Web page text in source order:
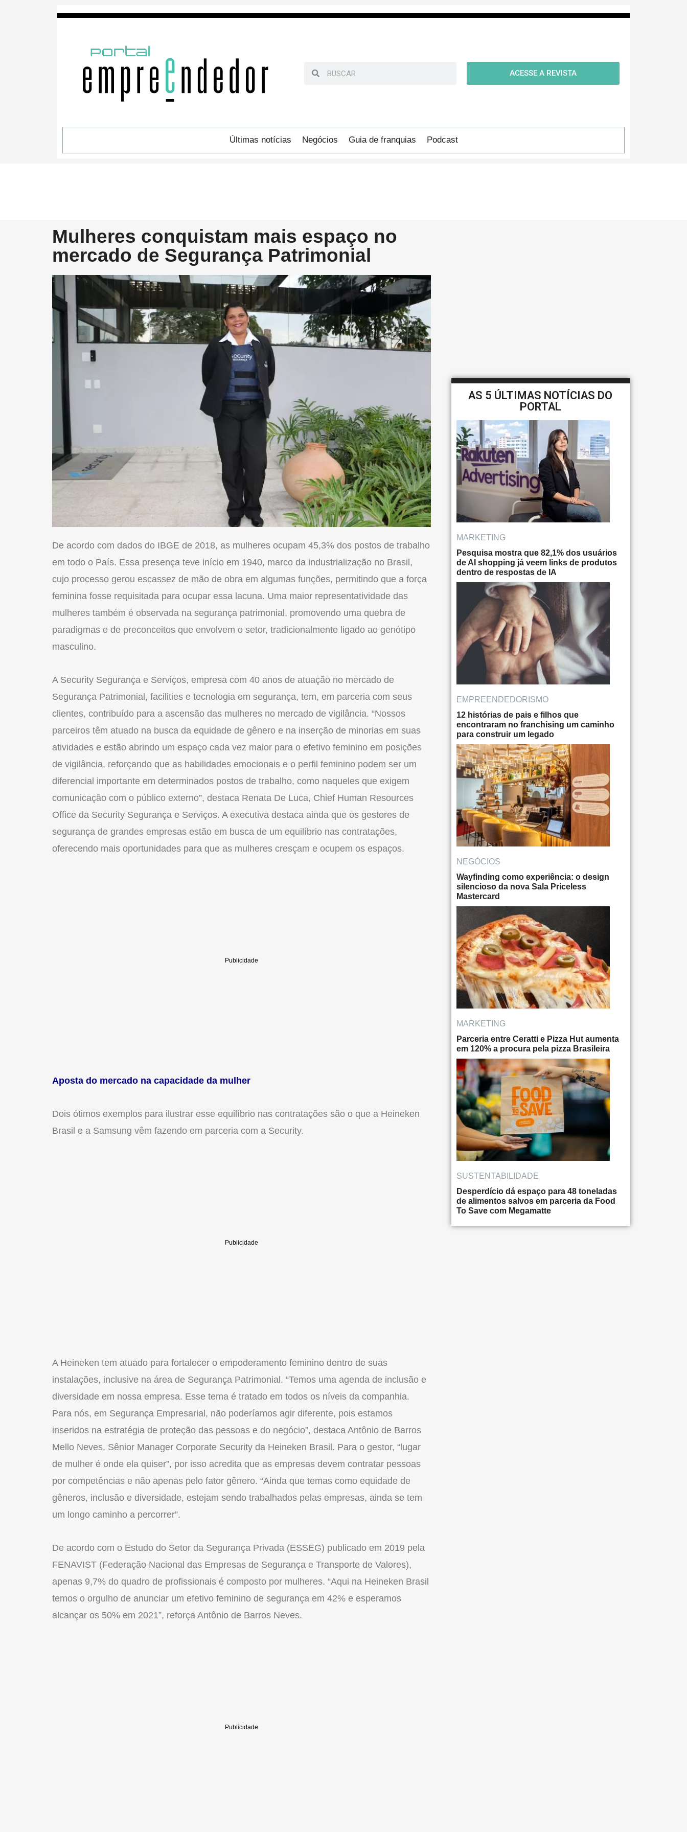
ACESSE A REVISTA
Últimas notícias Negócios Guia de franquias Podcast
Mulheres conquistam mais espaço no
mercado de Segurança Patrimonial
De acordo com dados do IBGE de 2018, as mulheres ocupam 45,3% dos postos de trabalho
em todo o País. Essa presença teve início em 1940, marco da industrialização no Brasil,
cujo processo gerou escassez de mão de obra em algumas funções, permitindo que a força
feminina fosse requisitada para ocupar essa lacuna. Uma maior representatividade das
mulheres também é observada na segurança patrimonial, promovendo uma quebra de
paradigmas e de preconceitos que envolvem o setor, tradicionalmente ligado ao genótipo
masculino.
A Security Segurança e Serviços, empresa com 40 anos de atuação no mercado de
Segurança Patrimonial, facilities e tecnologia em segurança, tem, em parceria com seus
clientes, contribuído para a ascensão das mulheres no mercado de vigilância. “Nossos
parceiros têm atuado na busca da equidade de gênero e na inserção de minorias em suas
atividades e estão abrindo um espaço cada vez maior para o efetivo feminino em posições
de vigilância, reforçando que as habilidades emocionais e o perfil feminino podem ser um
diferencial importante em determinados postos de trabalho, como naqueles que exigem
comunicação com o público externo”, destaca Renata De Luca, Chief Human Resources
Office da Security Segurança e Serviços. A executiva destaca ainda que os gestores de
segurança de grandes empresas estão em busca de um equilíbrio nas contratações,
oferecendo mais oportunidades para que as mulheres cresçam e ocupem os espaços.
Aposta do mercado na capacidade da mulher
Dois ótimos exemplos para ilustrar esse equilíbrio nas contratações são o que a Heineken
Brasil e a Samsung vêm fazendo em parceria com a Security.
A Heineken tem atuado para fortalecer o empoderamento feminino dentro de suas
instalações, inclusive na área de Segurança Patrimonial. “Temos uma agenda de inclusão e
diversidade em nossa empresa. Esse tema é tratado em todos os níveis da companhia.
Para nós, em Segurança Empresarial, não poderíamos agir diferente, pois estamos
inseridos na estratégia de proteção das pessoas e do negócio”, destaca Antônio de Barros
Mello Neves, Sênior Manager Corporate Security da Heineken Brasil. Para o gestor, “lugar
de mulher é onde ela quiser”, por isso acredita que as empresas devem contratar pessoas
por competências e não apenas pelo fator gênero. “Ainda que temas como equidade de
gêneros, inclusão e diversidade, estejam sendo trabalhados pelas empresas, ainda se tem
um longo caminho a percorrer”.
De acordo com o Estudo do Setor da Segurança Privada (ESSEG) publicado em 2019 pela
FENAVIST (Federação Nacional das Empresas de Segurança e Transporte de Valores),
apenas 9,7% do quadro de profissionais é composto por mulheres. “Aqui na Heineken Brasil
temos o orgulho de anunciar um efetivo feminino de segurança em 42% e esperamos
alcançar os 50% em 2021”, reforça Antônio de Barros Neves.
AS 5 ÚLTIMAS NOTÍCIAS DO
PORTAL
MARKETING
Pesquisa mostra que 82,1% dos usuários
de AI shopping já veem links de produtos
dentro de respostas de IA
EMPREENDEDORISMO
12 histórias de pais e filhos que
encontraram no franchising um caminho
para construir um legado
NEGÓCIOS
Wayfinding como experiência: o design
silencioso da nova Sala Priceless
Mastercard
MARKETING
Parceria entre Ceratti e Pizza Hut aumenta
em 120% a procura pela pizza Brasileira
SUSTENTABILIDADE
Desperdício dá espaço para 48 toneladas
de alimentos salvos em parceria da Food
To Save com Megamatte